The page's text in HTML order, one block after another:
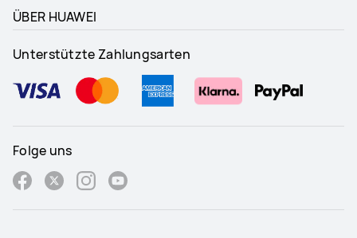
ÜBER HUAWEI
Unterstützte Zahlungsarten
Folge uns